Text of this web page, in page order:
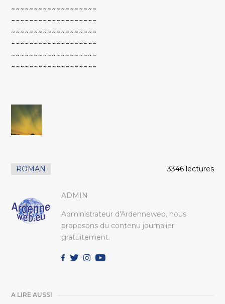
~~~~~~~~~~~~~~~~~~~
~~~~~~~~~~~~~~~~~~~
~~~~~~~~~~~~~~~~~~~
~~~~~~~~~~~~~~~~~~~
~~~~~~~~~~~~~~~~~~~
~~~~~~~~~~~~~~~~~~~
ROMAN 3346 lectures
ADMIN
Administrateur d'Ardenneweb, nous
proposons du contenu journalier
gratuitement.
A LIRE AUSSI